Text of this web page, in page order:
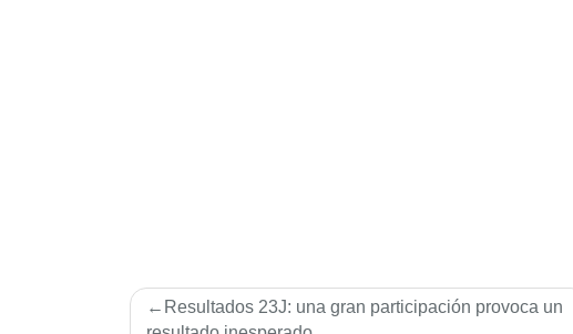
Navegación
Resultados 23J: una gran participación provoca un